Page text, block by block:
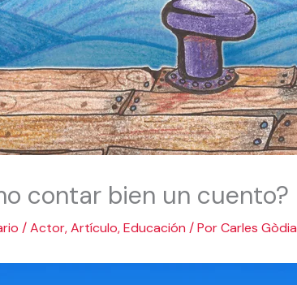
contar bien un cuento?
/Actor,Artículo,Educación / PorCarles Gòdia